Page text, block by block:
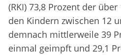
(RKI) 73,8 Prozent der
den Kindern zwischen 12
demnach mittlerweile 39
einmal geimpft und 29,1